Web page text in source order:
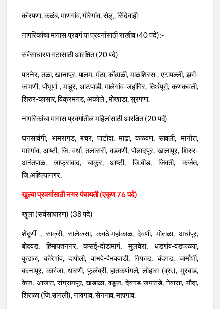
कोरपणा, कळंब, माणगांव, गोरेगांव, सेलू , सिंदेवाही
नागरिकांचा मागास प्रवर्ग या प्रवर्गासाठी राखीव (40 पदे):-
सर्वसाधारण गटासाठी आरक्षित (20 पदे)
पारनेर, तळा, खानापूर, पालम, मंठा, कोंढाळी, माळशिरस , एटापल्ली, झरी-
जामणी, पोंभूर्णा , माहूर, आटपाडी, मालेगांव-जहांगिर, तिर्थपूरी, कणकवली,
शिरुर-कासार, विक्रमगड, अकोले , मोखाडा, सुरगणा.
नागरिकांचा मागास प्रवर्गातील महिलांसाठी आरक्षित (20 पदे)
घनसावंगी, भामरागड, मंचर, पाटोदा, माढा, कळवण, सावली, मानोरा,
मारेगांव, आष्टी, जि. वर्धा, तलासरी, वडवणी, पोलादपूर, खालापूर, शिरुर-
अनंतपाळ, जाफ्राबाद, चाकूर, आष्टी, जि.बीड, जिवती, कर्जत,
जि.अहिल्यानगर.
खुल्या प्रवर्गासाठी नगर पंचायती (एकूण 76 पदे)
खुला (सर्वसाधारण) (38 पदे)
शेंदूर्णी , साक्री, सालेकसा, कवठे-महांकाळ, देवणी, मोताळा, अर्धापूर,
बोदवड, हिमायतनगर, कसई-दोडामार्ग, मुलचेरा, धडगांव-वडफळ्या,
कुडाळ, कोरेगांव, दापोली, वाभवे-वैभववाडी, निफाड, चंदगड, चार्मोर्शी,
बदनापूर, कारंजा, धारणी, फुलंब्री, हातकणंगले, लोहारा (ब्रु.), मुरबाड,
केज, आजरा, संग्रामपूर, खंडाळा, वडूज, देवगड-जमसंडे, नेवासा, मौदा,
शिराळा (जि.सांगली), नायगाव, सेनगाव, महागाव.